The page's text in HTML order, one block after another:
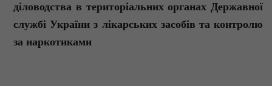
діловодства в територіальних органах Державної
службі України з лікарських засобів та контролю
за наркотиками